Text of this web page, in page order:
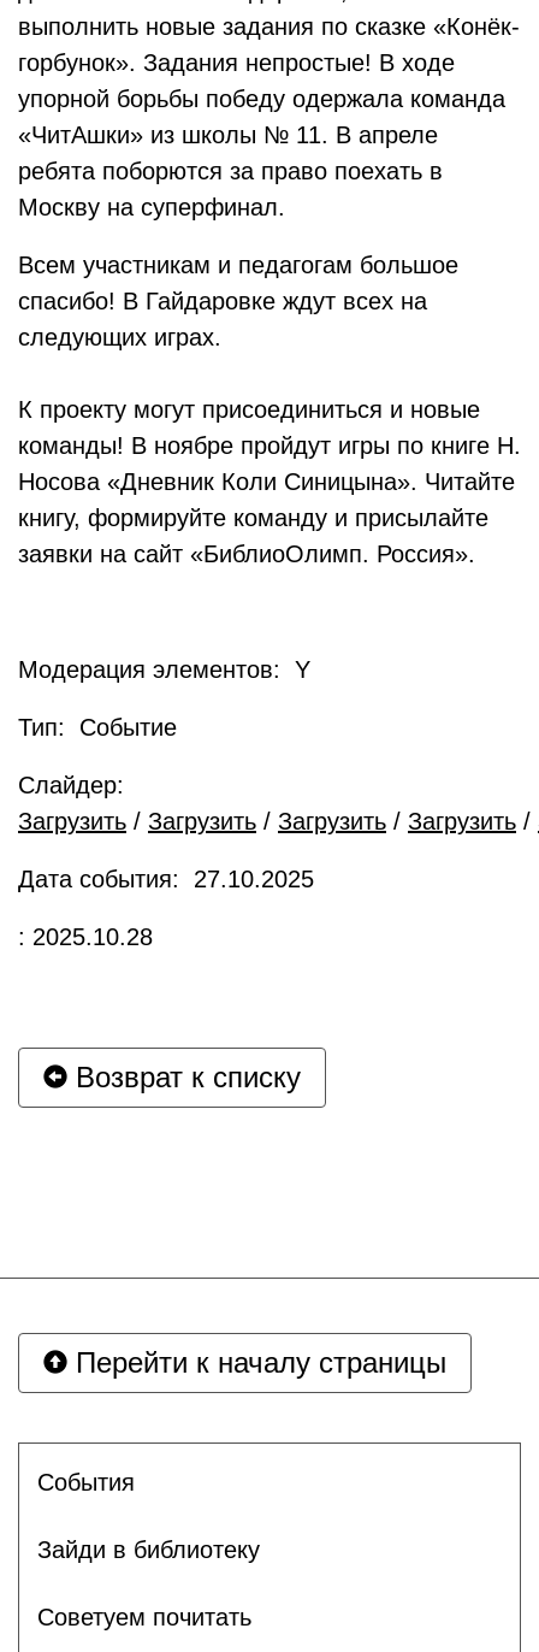
выполнить новые задания по сказке «Конёк-
горбунок». Задания непростые! В ходе
упорной борьбы победу одержала команда
«ЧитАшки» из школы № 11. В апреле
ребята поборются за право поехать в
Москву на суперфинал.
Всем участникам и педагогам большое
спасибо! В Гайдаровке ждут всех на
следующих играх.
К проекту могут присоединиться и новые
команды! В ноябре пройдут игры по книге Н.
Носова «Дневник Коли Синицына». Читайте
книгу, формируйте команду и присылайте
заявки на сайт «БиблиоОлимп. Россия».
Модерация элементов: Y
Тип: Событие
Слайдер:
Загрузить / Загрузить / Загрузить / Загрузить /
Дата события: 27.10.2025
: 2025.10.28
Возврат к списку
Перейти к началу страницы
События
Зайди в библиотеку
Советуем почитать